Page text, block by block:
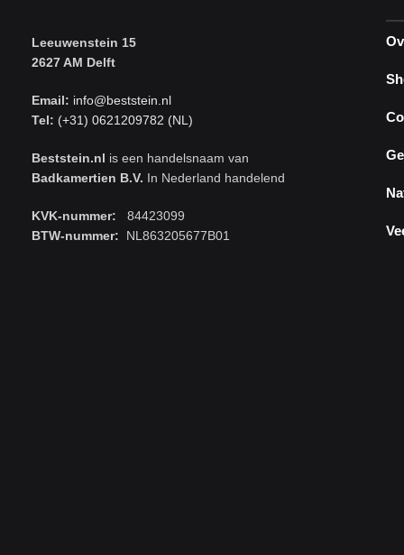
Leeuwenstein 15
2627 AM Delft
Email: info@beststein.nl
Tel: (+31) 0621209782 (NL)
Beststein.nl is een handelsnaam van
Badkamertien B.V. In Nederland handelend
KVK-nummer: 84423099
BTW-nummer: NL863205677B01